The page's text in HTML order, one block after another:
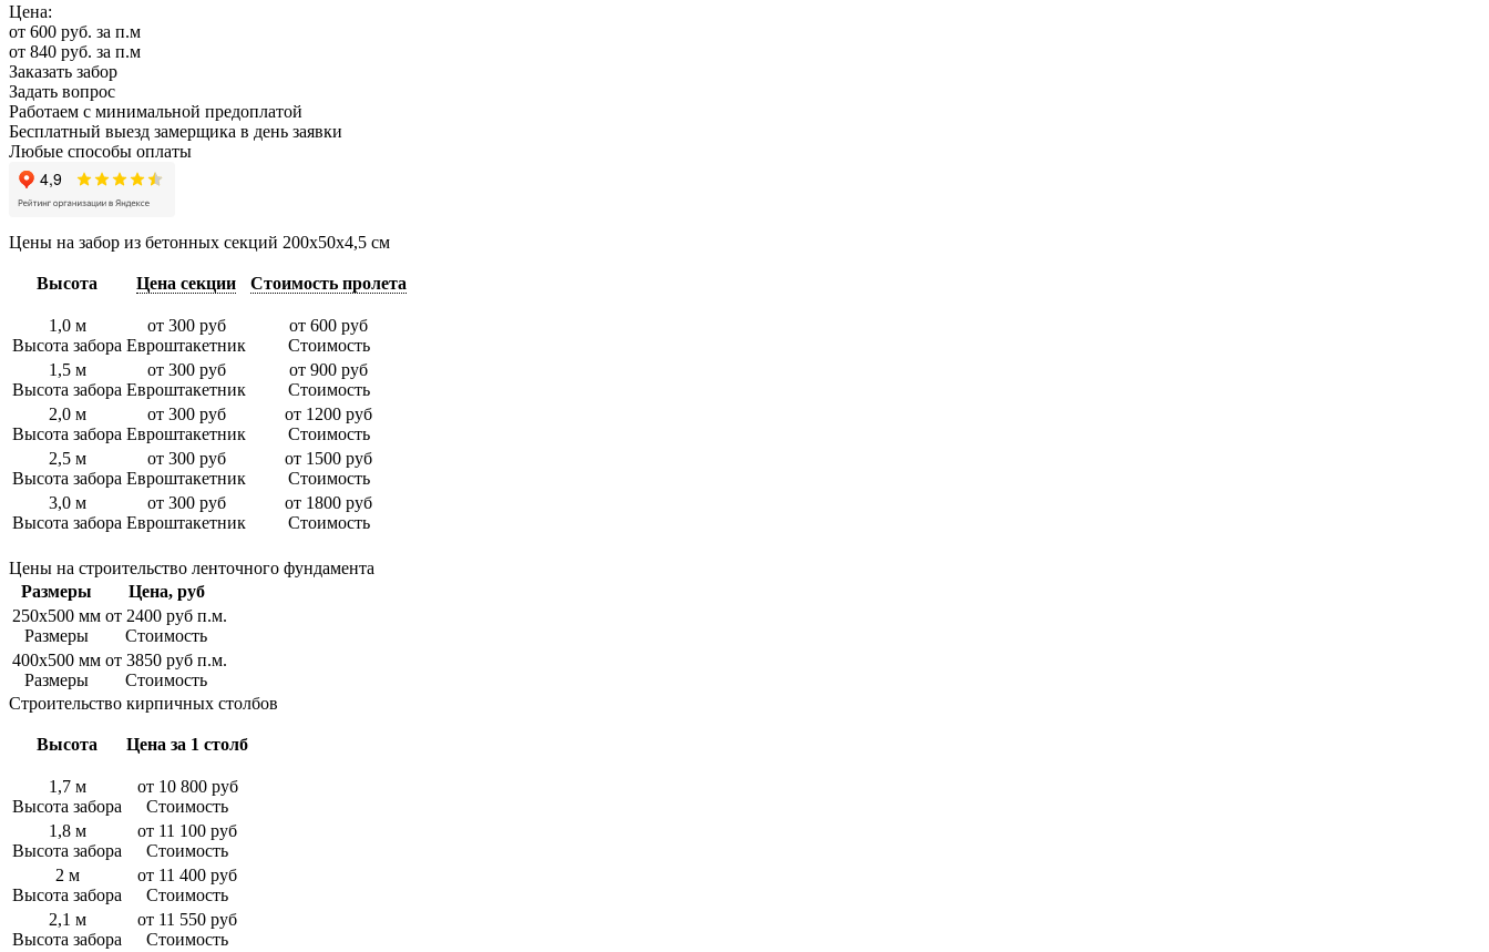
Цена:
от 600 руб. за п.м
от 840 руб. за п.м
Заказать забор
Задать вопрос
Работаем c минимальной предоплатой
Бесплатный выезд замерщика в день заявки
Любые способы оплаты
Цены на забор из бетонных секций 200х50х4,5 см
Высота Цена секции Стоимость пролета
1,0 м
Высота забора
от 300 руб
Евроштакетник
от 600 руб
Стоимость
1,5 м
Высота забора
от 300 руб
Евроштакетник
от 900 руб
Стоимость
2,0 м
Высота забора
от 300 руб
Евроштакетник
от 1200 руб
Стоимость
2,5 м
Высота забора
от 300 руб
Евроштакетник
от 1500 руб
Стоимость
3,0 м
Высота забора
от 300 руб
Евроштакетник
от 1800 руб
Стоимость
Цены на строительство ленточного фундамента
Размеры
Цена, руб
250х500 мм
Размеры
от 2400 руб п.м.
Стоимость
400х500 мм
Размеры
от 3850 руб п.м.
Стоимость
Строительство кирпичных столбов
Высота Цена за 1 столб
1,7 м
Высота забора
от 10 800 руб
Стоимость
1,8 м
Высота забора
от 11 100 руб
Стоимость
2 м
Высота забора
от 11 400 руб
Стоимость
2,1 м
Высота забора
от 11 550 руб
Стоимость